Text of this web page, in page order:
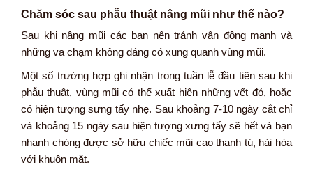
Chăm sóc sau phẫu thuật nâng mũi như thế nào?
Sau khi nâng mũi các bạn nên tránh vận động mạnh và
những va chạm không đáng có xung quanh vùng mũi.
Một số trường hợp ghi nhận trong tuần lễ đầu tiên sau khi
phẫu thuật, vùng mũi có thể xuất hiện những vết đỏ, hoặc
có hiện tượng sưng tấy nhẹ. Sau khoảng 7-10 ngày cắt chỉ
và khoảng 15 ngày sau hiện tượng xưng tấy sẽ hết và bạn
nhanh chóng được sở hữu chiếc mũi cao thanh tú, hài hòa
với khuôn mặt.